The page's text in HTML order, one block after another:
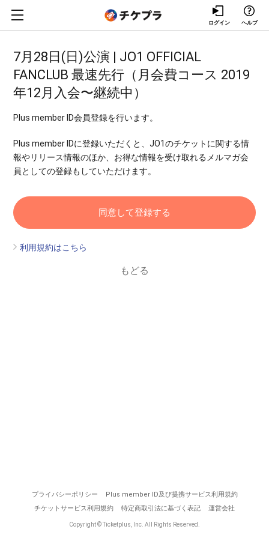
ログイン ヘルプ
7月28日(日)公演 | JO1 OFFICIAL
FANCLUB 最速先行（月会費コース 2019
年12月入会〜継続中）
Plus member ID会員登録を行います。
Plus member IDに登録いただくと、JO1のチケットに関する情
報やリリース情報のほか、お得な情報を受け取れるメルマガ会
員としての登録もしていただけます。
利用規約はこちら
もどる
プライバシーポリシー
Plus member ID及び提携サービス利用規約
チケットサービス利用規約
特定商取引法に基づく表記 運営会社
Copyright © Ticketplus, Inc. All Rights Reserved.